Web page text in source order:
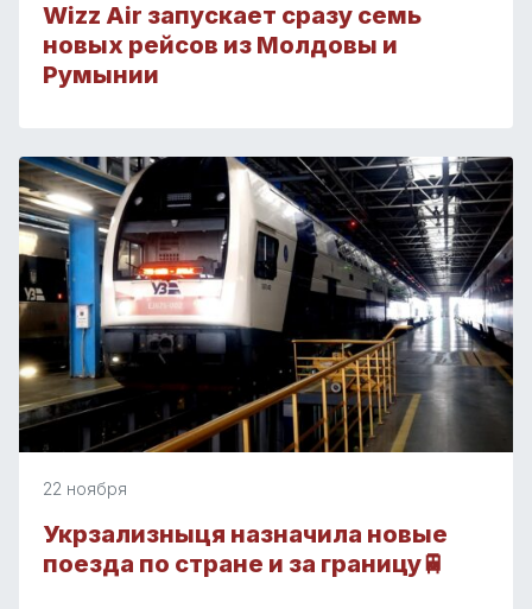
Wizz Air запускает сразу семь
новых рейсов из Молдовы и
Румынии
22 ноября
Укрзализныця назначила новые
поезда по стране и за границу🚆